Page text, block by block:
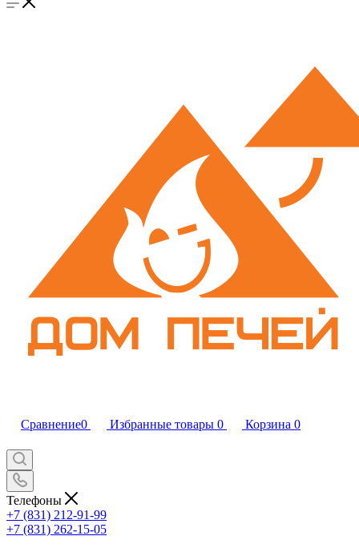
Сравнение0 Избранные товары 0 Корзина 0
Телефоны
+7 (831) 212-91-99
+7 (831) 262-15-05